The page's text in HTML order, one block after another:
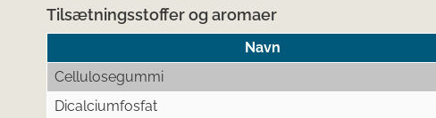
Tilsætningsstoffer og aromaer
Navn
Cellulosegummi
Dicalciumfosfat